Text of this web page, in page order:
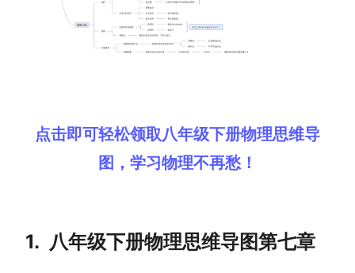
素材整理 思维和灵感整理
流程整理
ER图
UML图
点击即可轻松领取八年级下册物理思维导
图，学习物理不再愁！
1. 八年级下册物理思维导图第七章